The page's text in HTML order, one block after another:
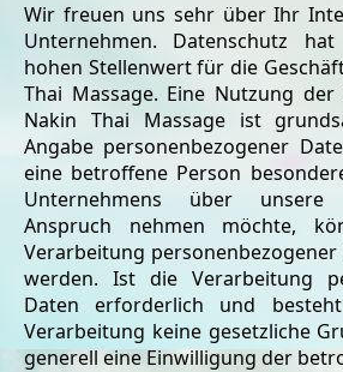
Wir freuen uns sehr über Ihr
Unternehmen. Datenschutz
hohen Stellenwert für die
Thai Massage. Eine Nutzung
Nakin Thai Massage ist
Angabe personenbezogener
eine betroffene Person
Unternehmens über
Anspruch nehmen möchte,
Verarbeitung
werden. Ist die Verarbeitung
Daten erforderlich und
Verarbeitung keine gesetzliche
generell eine Einwilligung der